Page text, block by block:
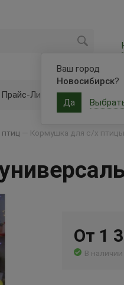
Ваш город
Новосибирск?
Да
Прайс-Лист
— Кормушка для с/х
От 1
В наличии